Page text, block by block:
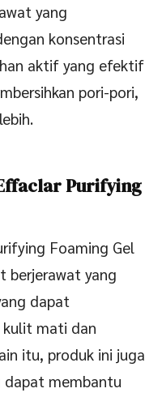
yang
konsentrasi
aktif yang efektif
pori-pori,
Purifying
Foaming Gel
berjerawat yang
dapat
mati dan
itu, produk ini juga
dapat membantu